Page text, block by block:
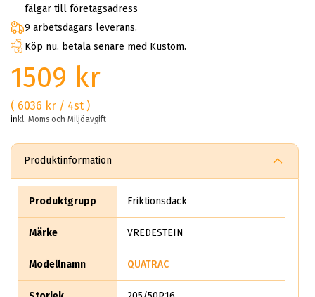
fälgar till företagsadress
9 arbetsdagars leverans.
Köp nu. betala senare med Kustom.
1509 kr
( 6036 kr / 4st )
inkl. Moms och Miljöavgift
Produktinformation
Produktgrupp Friktionsdäck
Märke VREDESTEIN
Modellnamn QUATRAC